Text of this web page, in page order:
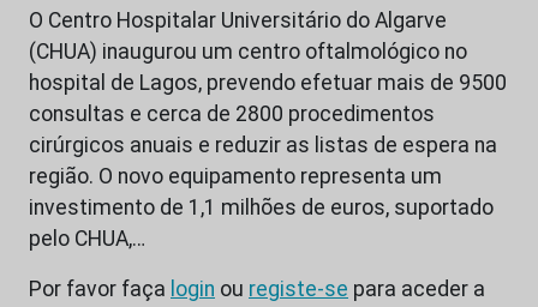
O Centro Hospitalar Universitário do Algarve
(CHUA) inaugurou um centro oftalmológico no
hospital de Lagos, prevendo efetuar mais de 9500
consultas e cerca de 2800 procedimentos
cirúrgicos anuais e reduzir as listas de espera na
região. O novo equipamento representa um
investimento de 1,1 milhões de euros, suportado
pelo CHUA,…
Por favor faça login ou registe-se para aceder a